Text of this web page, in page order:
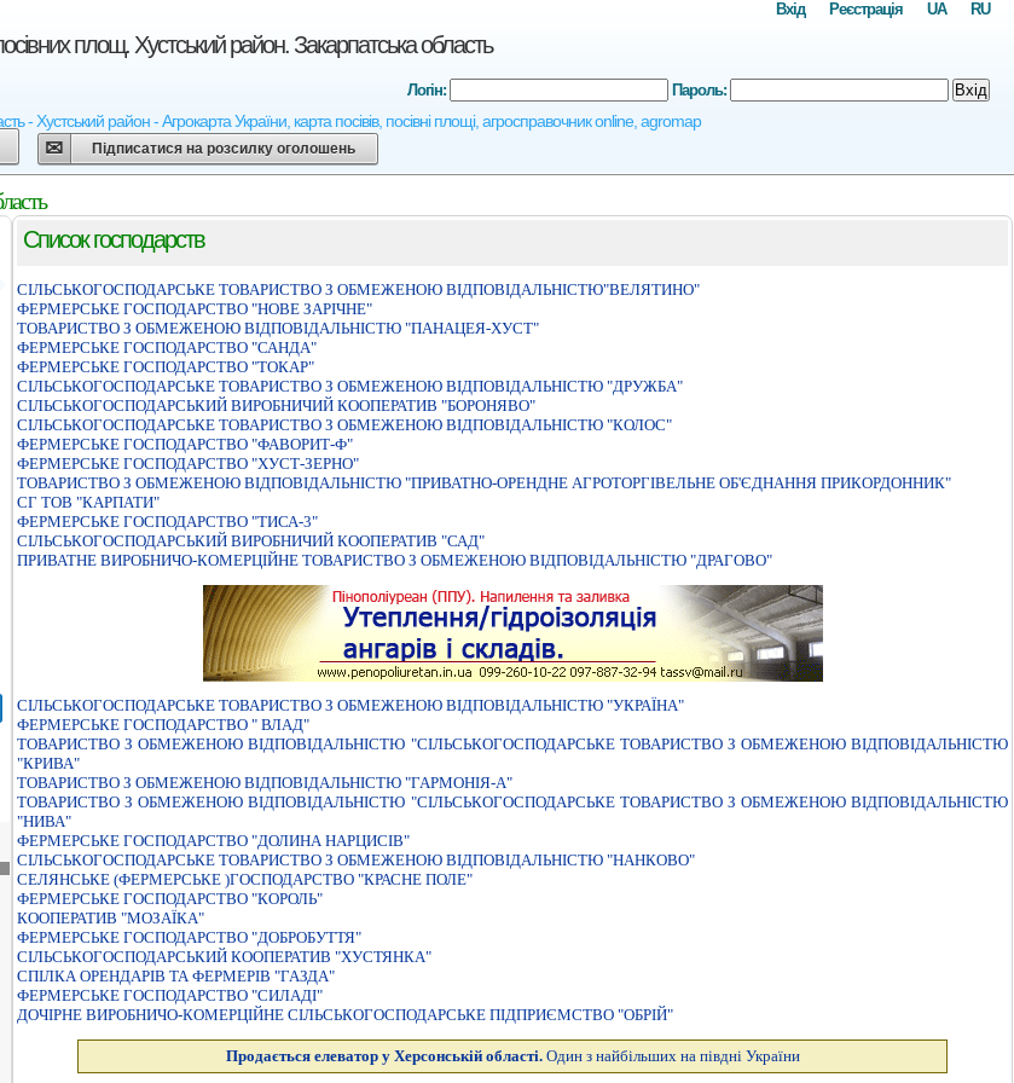
площ. Хустський район. Закарпатська область
- Хустський район - Агрокарта України, карта посівів, посівні площі, агросправочник online, agromap
RU
UA
Реєстрація
Вхід
Логін: Пароль: Вхід
Підписатися на розсилку оголошень
Список господарств
СIЛЬСЬКОГОСПОДАРСЬКЕ ТОВАРИСТВО З ОБМЕЖЕНОЮ ВIДПОВIДАЛЬНIСТЮ"ВЕЛЯТИНО"
ФЕРМЕРСЬКЕ ГОСПОДАРСТВО "НОВЕ ЗАРІЧНЕ"
ТОВАРИСТВО З ОБМЕЖЕНОЮ ВIДПОВIДАЛЬНIСТЮ "ПАНАЦЕЯ-ХУСТ"
ФЕРМЕРСЬКЕ ГОСПОДАРСТВО "САНДА"
ФЕРМЕРСЬКЕ ГОСПОДАРСТВО "ТОКАР"
СІЛЬСЬКОГОСПОДАРСЬКЕ ТОВАРИСТВО З ОБМЕЖЕНОЮ ВІДПОВІДАЛЬНІСТЮ "ДРУЖБА"
СIЛЬСЬКОГОСПОДАРСЬКИЙ ВИРОБНИЧИЙ КООПЕРАТИВ "БОРОНЯВО"
СІЛЬСЬКОГОСПОДАРСЬКЕ ТОВАРИСТВО З ОБМЕЖЕНОЮ ВІДПОВІДАЛЬНІСТЮ "КОЛОС"
ФЕРМЕРСЬКЕ ГОСПОДАРСТВО "ФАВОРИТ-Ф"
ФЕРМЕРСЬКЕ ГОСПОДАРСТВО "ХУСТ-ЗЕРНО"
ТОВАРИСТВО З ОБМЕЖЕНОЮ ВIДПОВIДАЛЬНIСТЮ "ПРИВАТНО-ОРЕНДНЕ АГРОТОРГIВЕЛЬНЕ ОБ'ЄДНАННЯ ПРИКОРДОННИК"
СГ ТОВ "КАРПАТИ"
ФЕРМЕРСЬКЕ ГОСПОДАРСТВО "ТИСА-3"
СІЛЬСЬКОГОСПОДАРСЬКИЙ ВИРОБНИЧИЙ КООПЕРАТИВ "САД"
ПРИВАТНЕ ВИРОБНИЧО-КОМЕРЦІЙНЕ ТОВАРИСТВО З ОБМЕЖЕНОЮ ВІДПОВІДАЛЬНІСТЮ "ДРАГОВО"
СІЛЬСЬКОГОСПОДАРСЬКЕ ТОВАРИСТВО З ОБМЕЖЕНОЮ ВІДПОВІДАЛЬНІСТЮ "УКРАЇНА"
ФЕРМЕРСЬКЕ ГОСПОДАРСТВО " ВЛАД"
ТОВАРИСТВО З ОБМЕЖЕНОЮ ВІДПОВІДАЛЬНІСТЮ "СІЛЬСЬКОГОСПОДАРСЬКЕ ТОВАРИСТВО З ОБМЕЖЕНОЮ ВІДПОВІДАЛЬНІСТЮ
"КРИВА"
ТОВАРИСТВО З ОБМЕЖЕНОЮ ВІДПОВІДАЛЬНІСТЮ "ГАРМОНІЯ-А"
ТОВАРИСТВО З ОБМЕЖЕНОЮ ВIДПОВIДАЛЬНIСТЮ "СIЛЬСЬКОГОСПОДАРСЬКЕ ТОВАРИСТВО З ОБМЕЖЕНОЮ ВIДПОВIДАЛЬНIСТЮ
"НИВА"
ФЕРМЕРСЬКЕ ГОСПОДАРСТВО "ДОЛИНА НАРЦИСIВ"
СIЛЬСЬКОГОСПОДАРСЬКЕ ТОВАРИСТВО З ОБМЕЖЕНОЮ ВIДПОВIДАЛЬНIСТЮ "НАНКОВО"
СЕЛЯНСЬКЕ (ФЕРМЕРСЬКЕ )ГОСПОДАРСТВО "КРАСНЕ ПОЛЕ"
ФЕРМЕРСЬКЕ ГОСПОДАРСТВО "КОРОЛЬ"
КООПЕРАТИВ "МОЗАЇКА"
ФЕРМЕРСЬКЕ ГОСПОДАРСТВО "ДОБРОБУТТЯ"
СIЛЬСЬКОГОСПОДАРСЬКИЙ КООПЕРАТИВ "ХУСТЯНКА"
СПІЛКА ОРЕНДАРІВ ТА ФЕРМЕРІВ "ГАЗДА"
ФЕРМЕРСЬКЕ ГОСПОДАРСТВО "СИЛАДI"
ДОЧІРНЕ ВИРОБНИЧО-КОМЕРЦІЙНЕ СІЛЬСЬКОГОСПОДАРСЬКЕ ПІДПРИЄМСТВО "ОБРІЙ"
Продається елеватор у Херсонській області. Один з найбільших на півдні України